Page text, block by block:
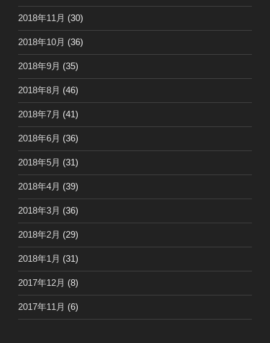
2018年11月 (30)
2018年10月 (36)
2018年9月 (35)
2018年8月 (46)
2018年7月 (41)
2018年6月 (36)
2018年5月 (31)
2018年4月 (39)
2018年3月 (36)
2018年2月 (29)
2018年1月 (31)
2017年12月 (8)
2017年11月 (6)